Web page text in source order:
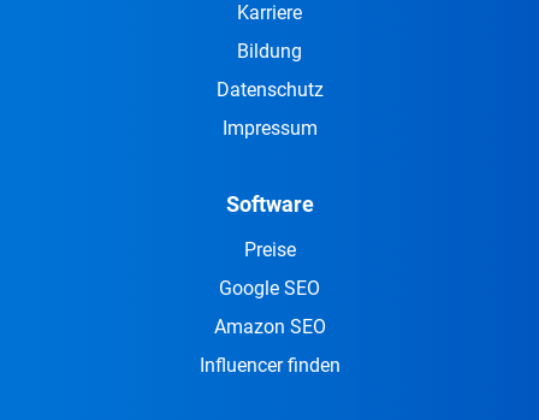
Karriere
Bildung
Datenschutz
Impressum
Software
Preise
Google SEO
Amazon SEO
Influencer finden